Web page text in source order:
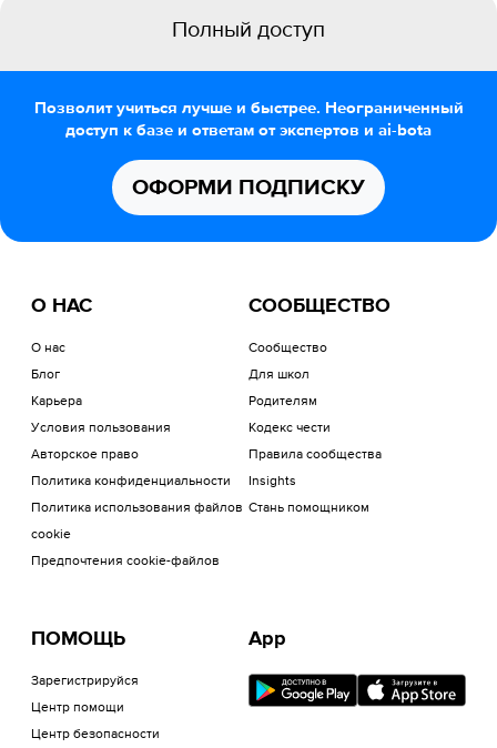
Полный доступ
Позволит учиться лучше и быстрее. Неограниченный
доступ к базе и ответам от экспертов и ai-bota
ОФОРМИ ПОДПИСКУ
О НАС
О нас
Блог
Карьера
Условия пользования
Авторское право
Политика конфиденциальности
Политика использования файлов
cookie
Предпочтения cookie-файлов
СООБЩЕСТВО
Сообщество
Для школ
Родителям
Кодекс чести
Правила сообщества
Insights
Стань помощником
ПОМОЩЬ
Зарегистрируйся
Центр помощи
Центр безопасности
App